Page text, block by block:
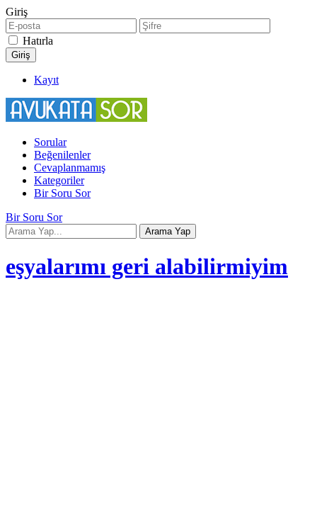
Giriş
Hatırla
Kayıt
Sorular
Beğenilenler
Cevaplanmamış
Kategoriler
Bir Soru Sor
Bir Soru Sor
eşyalarımı geri alabilirmiyim